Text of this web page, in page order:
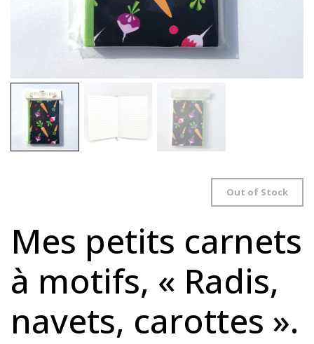
Out of Stock
Mes petits carnets
à motifs, « Radis,
navets, carottes ».